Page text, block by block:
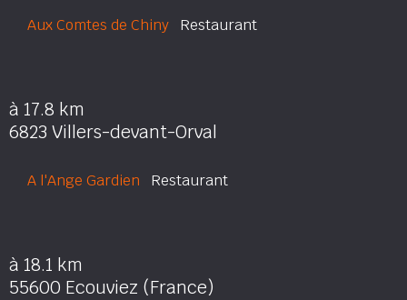
Aux Comtes de Chiny Restaurant
à 17.8 km
6823 Villers-devant-Orval
A l'Ange Gardien Restaurant
à 18.1 km
55600 Ecouviez (France)